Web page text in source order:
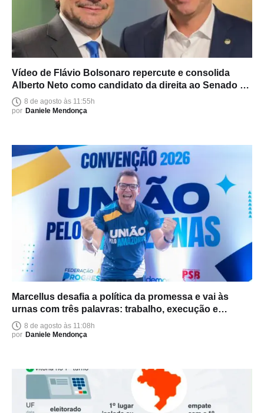
Vídeo de Flávio Bolsonaro repercute e consolida
Alberto Neto como candidato da direita ao Senado no
Amazonas
8 de agosto às 11:55h
por Daniele Mendonça
Marcellus desafia a política da promessa e vai às
urnas com três palavras: trabalho, execução e
entrega
8 de agosto às 11:08h
por Daniele Mendonça